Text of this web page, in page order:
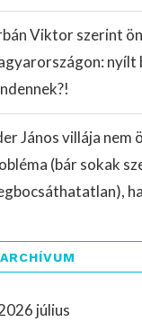
Viktor szerint
nyílt
János villája nem
(bár sokak
ARCHÍVUM
július